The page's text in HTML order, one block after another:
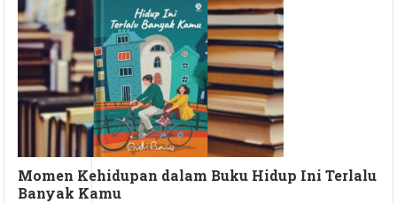
Momen Kehidupan dalam Buku Hidup Ini Terlalu
Banyak Kamu